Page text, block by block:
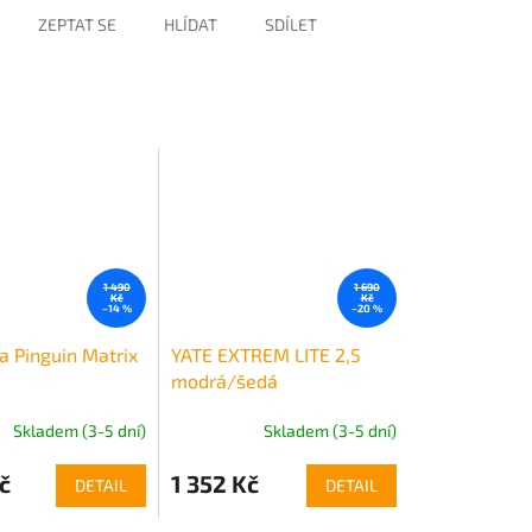
ZEPTAT SE HLÍDAT SDÍLET
1 490
Kč
–14 %
Pinguin Matrix
Skladem (3-5 dní)
DETAIL
1 690
Kč
–20 %
YATE EXTREM LITE 2,5
modrá/šedá
Skladem (3-5 dní)
1 352 Kč DETAIL